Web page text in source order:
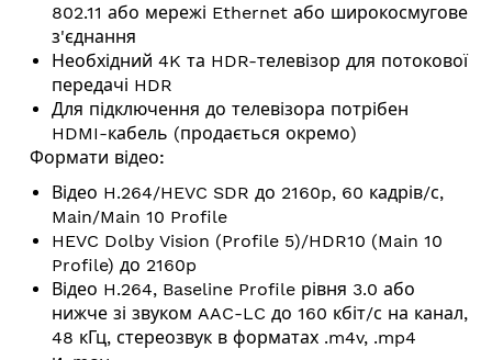
802.11 або мережі Ethernet або широкосмугове
з'єднання
Необхідний 4K та HDR-телевізор для потокової
передачі HDR
Для підключення до телевізора потрібен
HDMI-кабель (продається окремо)
Формати відео:
Відео H.264/HEVC SDR до 2160p, 60 кадрів/с,
Main/Main 10 Profile
HEVC Dolby Vision (Profile 5)/HDR10 (Main 10
Profile) до 2160p
Відео H.264, Baseline Profile рівня 3.0 або
нижче зі звуком AAC-LC до 160 кбіт/с на канал,
48 кГц, стереозвук в форматах .m4v, .mp4